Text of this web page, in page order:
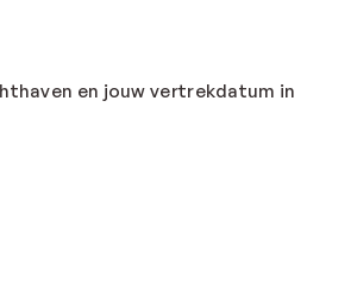
en jouw vertrekdatum in